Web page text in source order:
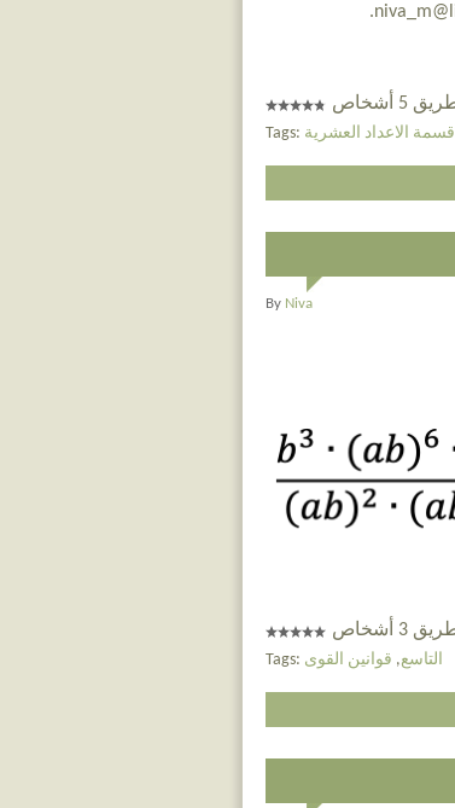
Tags: قسمة الاعداد العشرية
By Niva
Tags: التاسع, قوانين القوى